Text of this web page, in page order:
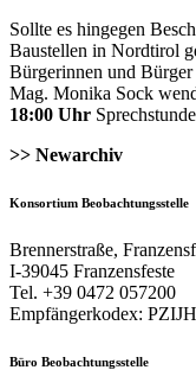
Sollte es hingegen
Baustellen in Nordtirol
Bürgerinnen und
Mag. Monika Sock
18:00 Uhr
>> Newarchiv
Konsortium Beobachtungsstelle
Brennerstraße,
I-39045 Franzensfeste
Tel. +39 0472 057200
Empfängerkodex:
Büro Beobachtungsstelle